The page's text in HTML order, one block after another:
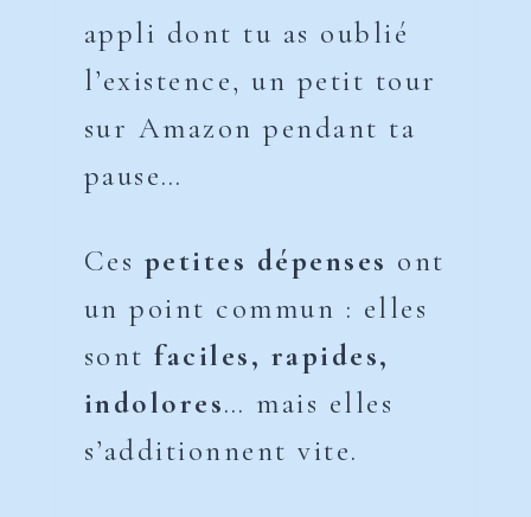
appli dont tu as oublié
l’existence, un petit tour
sur Amazon pendant ta
pause…
Ces petites dépenses ont
un point commun : elles
sontfaciles, rapides,
indolores… mais elles
s’additionnent vite.